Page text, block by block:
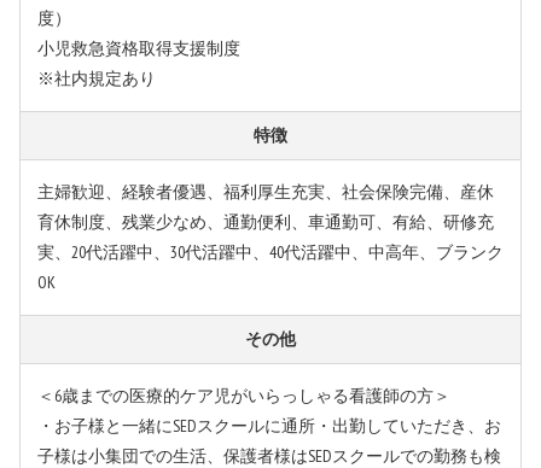
度）
小児救急資格取得支援制度
※社内規定あり
特徴
主婦歓迎、経験者優遇、福利厚生充実、社会保険完備、産休
育休制度、残業少なめ、通勤便利、車通勤可、有給、研修充
実、20代活躍中、30代活躍中、40代活躍中、中高年、ブランク
OK
その他
＜6歳までの医療的ケア児がいらっしゃる看護師の方＞
・お子様と一緒にSEDスクールに通所・出勤していただき、お
子様は小集団での生活、保護者様はSEDスクールでの勤務も検